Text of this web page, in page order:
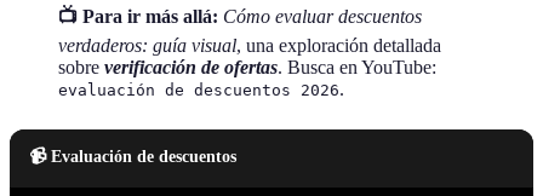
📺 Para ir más allá: Cómo evaluar descuentos
verdaderos: guía visual, una exploración detallada
sobre verificación de ofertas. Busca en YouTube:
evaluación de descuentos 2026.
📹 Evaluación de descuentos